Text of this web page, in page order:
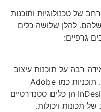
של טכנולוגיות ותוכנות
להלן שלושה כלים
גרפיים:
רבה על תוכנות עיצוב
כדי ליצור את העיצובים שלהם. תוכניות כמו Adobe
Photoshop, Illustrator ו-InDesign הן כלים סטנדרטיים
תכונות ויכולות.